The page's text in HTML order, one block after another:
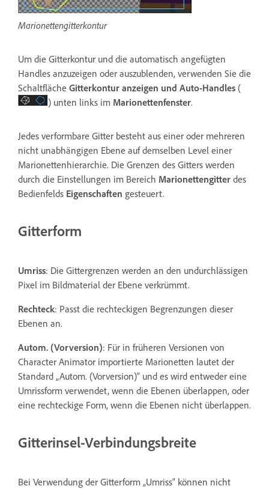
Marionettengitterkontur
Um die Gitterkontur und die automatisch angefügten
Handles anzuzeigen oder auszublenden, verwenden Sie die
Schaltfläche Gitterkontur anzeigen und Auto-Handles (
) unten links im Marionettenfenster.
Jedes verformbare Gitter besteht aus einer oder mehreren
nicht unabhängigen Ebene auf demselben Level einer
Marionettenhierarchie. Die Grenzen des Gitters werden
durch die Einstellungen im Bereich Marionettengitter des
Bedienfelds Eigenschaften gesteuert.
Gitterform
Umriss: Die Gittergrenzen werden an den undurchlässigen
Pixel im Bildmaterial der Ebene verkrümmt.
Rechteck: Passt die rechteckigen Begrenzungen dieser
Ebenen an.
Autom. (Vorversion): Für in früheren Versionen von
Character Animator importierte Marionetten lautet der
Standard „Autom. (Vorversion)“ und es wird entweder eine
Umrissform verwendet, wenn die Ebenen überlappen, oder
eine rechteckige Form, wenn die Ebenen nicht überlappen.
Gitterinsel-Verbindungsbreite
Bei Verwendung der Gitterform „Umriss“ können nicht